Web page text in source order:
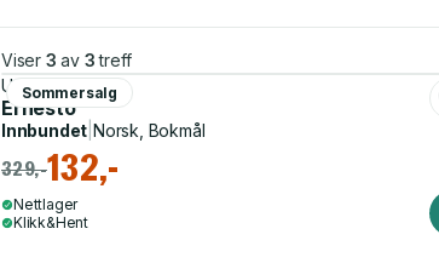
Viser 3 av 3 treff
Sommersalg
Umberto Saba
Ernesto
Innbundet |Norsk, Bokmål
329,-132,-
Nettlager
Klikk&Hent